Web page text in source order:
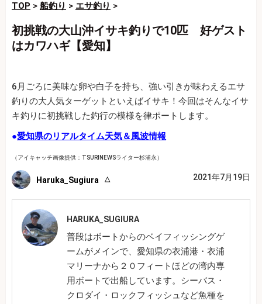
TOP > 船釣り > エサ釣り >
初挑戦の大山沖イサキ釣りで10匹 好ゲスト
はカワハギ【愛知】
6月ごろに美味な卵や白子を持ち、強い引きが味わえるエサ
釣りの大人気ターゲットといえばイサキ！今回はそんなイサ
キ釣りに初挑戦した釣行の模様を律ポートします。
●愛知県のリアルタイム天気＆風波情報
（アイキャッチ画像提供：TSURINEWSライター杉浦永）
Haruka_Sugiura 2021年7月19日
HARUKA_SUGIURA
普段はボートからのベイフィッシングゲ
ームがメインで、愛知県の衣浦港・衣浦
マリーナから２０フィートほどの湾内専
用ボートで出船しています。シーバス・
クロダイ・ロックフィッシュなど魚種を